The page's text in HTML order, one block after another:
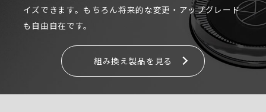
イズできます。もちろん将来的な変更・アップグレード
も自由自在です。
組み換え製品を見る